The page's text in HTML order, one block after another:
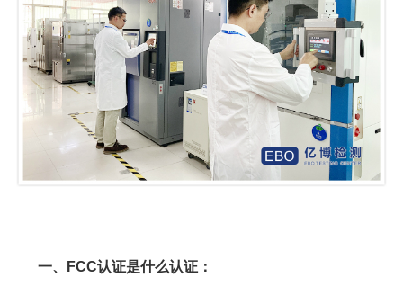
一、FCC认证是什么认证：